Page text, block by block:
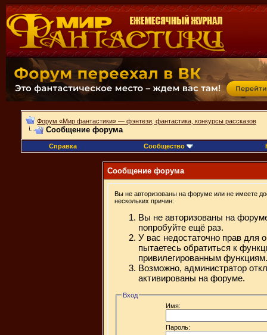
Форум «Мир фантастики» — фэнтези, фантастика, конкурсы рассказов
Сообщение форума
Справка Сообщество
Сообщение форума
Вы не авторизованы на форуме или не имеете
нескольких причин:
Вы не авторизованы на
попробуйте ещё раз.
У вас недостаточно прав для
пытаетесь обратиться к
привилегированным функциям.
Возможно, администратор
активированы на форуме.
Вход
Имя:
Пароль: